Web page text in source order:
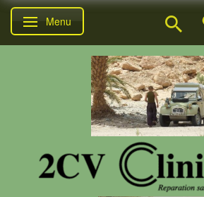
Skifte navigation
Menu